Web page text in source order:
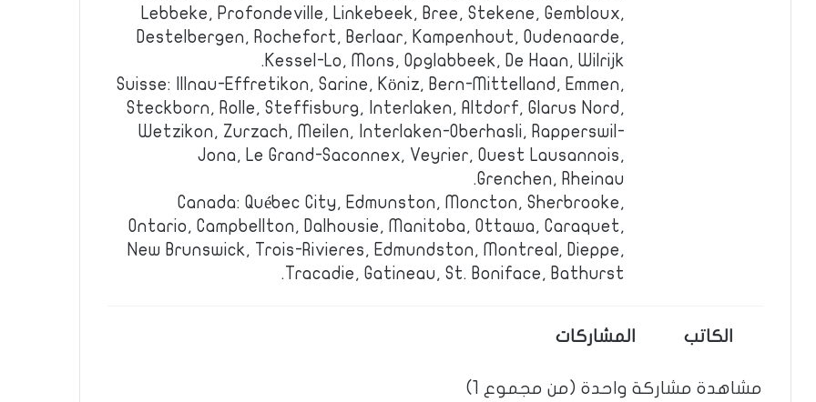
Lebbeke, Profondeville, Linkebeek, Bree, Stekene, Gembloux,
Destelbergen, Rochefort, Berlaar, Kampenhout, Oudenaarde,
Kessel-Lo, Mons, Opglabbeek, De Haan, Wilrijk.
Suisse: Illnau-Effretikon, Sarine, Köniz, Bern-Mittelland, Emmen,
Steckborn, Rolle, Steffisburg, Interlaken, Altdorf, Glarus Nord,
Wetzikon, Zurzach, Meilen, Interlaken-Oberhasli, Rapperswil-
Jona, Le Grand-Saconnex, Veyrier, Ouest Lausannois,
Grenchen, Rheinau.
Canada: Québec City, Edmunston, Moncton, Sherbrooke,
Ontario, Campbellton, Dalhousie, Manitoba, Ottawa, Caraquet,
New Brunswick, Trois-Rivieres, Edmundston, Montreal, Dieppe,
Tracadie, Gatineau, St. Boniface, Bathurst.
الكاتب المشاركات
مشاهدة مشاركة واحدة (من مجموع 1)